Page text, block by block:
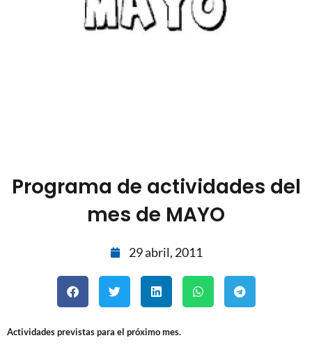
Programa de actividades del
mes de MAYO
29 abril, 2011
Actividades previstas para el próximo mes.